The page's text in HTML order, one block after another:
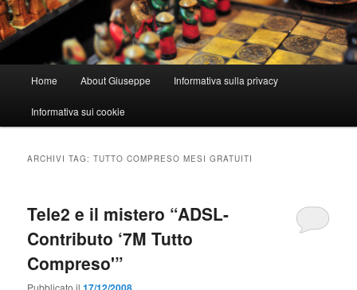
principale
Home About Giuseppe Informativa sulla privacy
Informativa sui cookie
ARCHIVI TAG:TUTTO COMPRESO MESI GRATUITI
Tele2 e il mistero “ADSL-
Contributo ‘7M Tutto
Compreso'”